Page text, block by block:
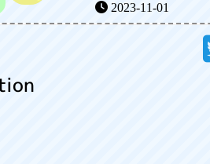
2023-11-01